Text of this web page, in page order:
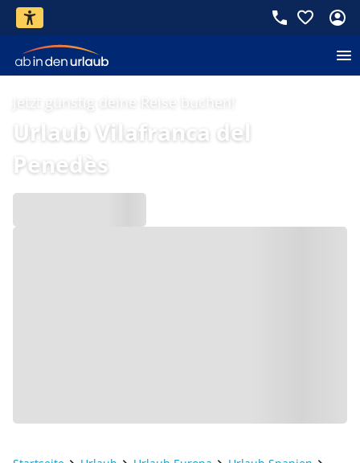
Jetzt günstig deine Reise buchen!
Urlaub Vilafranca del
Penedès